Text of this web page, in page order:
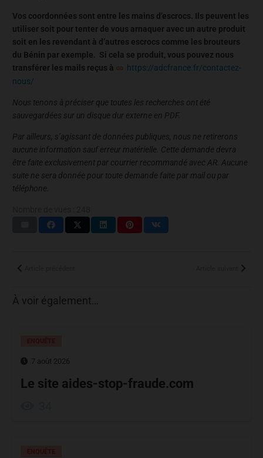
Vos coordonnées sont entre les mains d’escrocs. Ils peuvent les
utiliser soit pour tenter de vous arnaquer avec un autre produit
soit en les revendant à d’autres escrocs comme les brouteurs
du Bénin par exemple. Si cela se produit, vous pouvez nous
transférer les mails reçus à
https://adcfrance.fr/contactez-
nous/
Nous tenons à préciser que toutes les recherches ont été
sauvegardées sur un disque dur externe en PDF.
Par ailleurs, s’agissant de données publiques, nous ne retirerons
aucune information sauf erreur matérielle. Cette demande devra
être faite exclusivement par courrier recommandé avec AR. Aucune
suite ne sera donnée pour toute demande faite par mail ou par
téléphone.
À voir également…
7 août 2026
Le site aides-stop-fraude.com